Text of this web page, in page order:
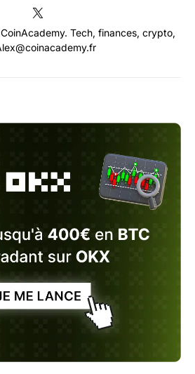
Tech, finances, crypto,